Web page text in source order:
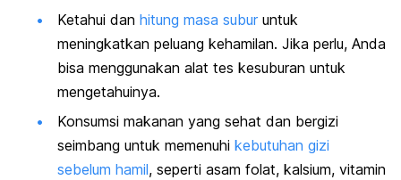
Ketahui dan hitung masa subur untuk
meningkatkan peluang kehamilan. Jika perlu, Anda
bisa menggunakan alat tes kesuburan untuk
mengetahuinya.
Konsumsi makanan yang sehat dan bergizi
seimbang untuk memenuhi kebutuhan gizi
sebelum hamil, seperti asam folat, kalsium, vitamin